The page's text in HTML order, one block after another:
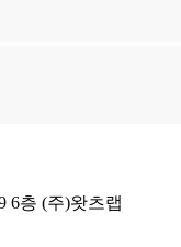
6층 (주)왓츠랩